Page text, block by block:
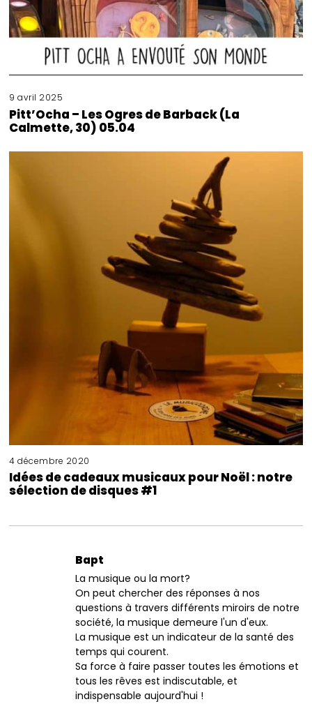
9 avril 2025
Pitt’Ocha – Les Ogres de Barback (La
Calmette, 30) 05.04
4 décembre 2020
Idées de cadeaux musicaux pour Noël : notre
sélection de disques #1
Bapt
La musique ou la mort?
On peut chercher des réponses à nos
questions à travers différents miroirs de notre
société, la musique demeure l'un d'eux.
La musique est un indicateur de la santé des
temps qui courent.
Sa force à faire passer toutes les émotions et
tous les rêves est indiscutable, et
indispensable aujourd'hui !